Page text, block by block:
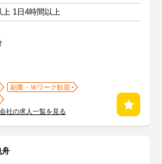
上 1日4時間以上
副業・Ｗワーク歓迎
社の求人一覧を見る
舟